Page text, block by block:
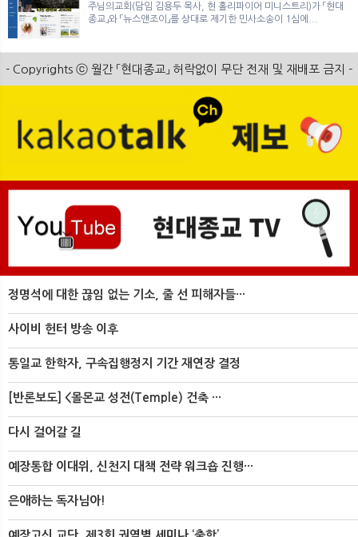
주님의교회(담임 김용두 목사, 현 홀리파이어 미니스트리)가 「현대
종교」와 「뉴스앤조이」를 상대로 제기한 민사소송이 1심에...
- Copyrights ⓒ 월간 「현대종교」 허락없이 무단 전재 및 재배포 금지 -
정명석에 대한 끊임 없는 기소, 줄 선 피해자들···
사이비 헌터 방송 이후
통일교 한학자, 구속집행정지 기간 재연장 결정
[반론보도] <몰몬교 성전(Temple) 건축 ···
다시 걸어갈 길
예장통합 이대위, 신천지 대책 전략 워크숍 진행···
은애하는 독자님아!